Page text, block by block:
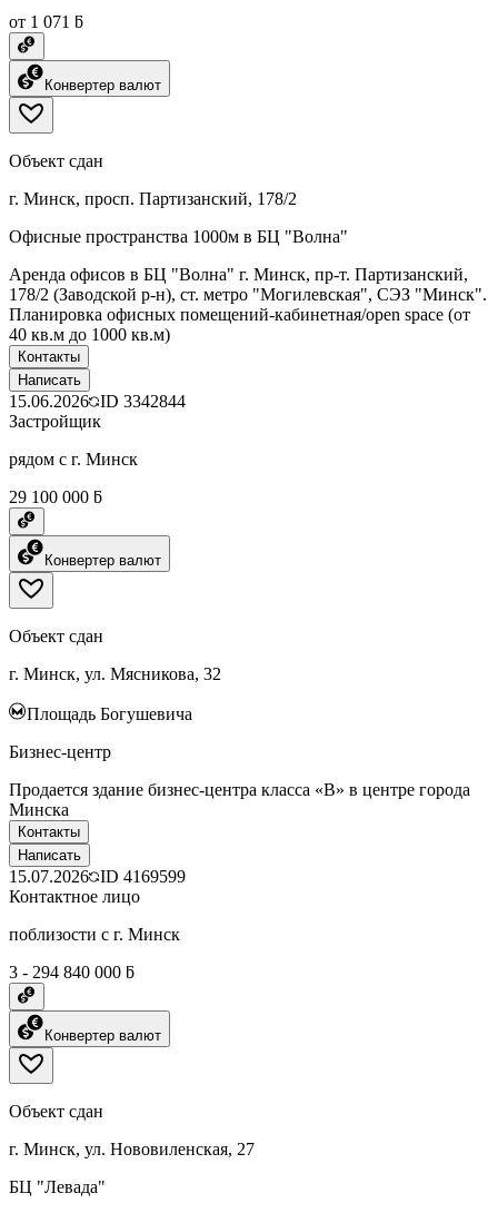
от 1 071 ƃ
Конвертер валют
Объект сдан
г. Минск, просп. Партизанский, 178/2
Офисные пространства 1000м в БЦ "Волна"
Аренда офисов в БЦ "Волна" г. Минск, пр-т. Партизанский,
178/2 (Заводской р-н), ст. метро "Могилевская", СЭЗ "Минск".
Планировка офисных помещений-кабинетная/open space (от
40 кв.м до 1000 кв.м)
Контакты
Написать
15.06.2026 ID 3342844
Застройщик
рядом с г. Минск
29 100 000 ƃ
Конвертер валют
Объект сдан
г. Минск, ул. Мясникова, 32
Площадь Богушевича
Бизнес-центр
Пpодaeтcя здание бизнес-центра класса «B» в центpe гopoдa
Mинска
Контакты
Написать
15.07.2026 ID 4169599
Контактное лицо
поблизости с г. Минск
3 - 294 840 000 ƃ
Конвертер валют
Объект сдан
г. Минск, ул. Нововиленская, 27
БЦ "Левада"